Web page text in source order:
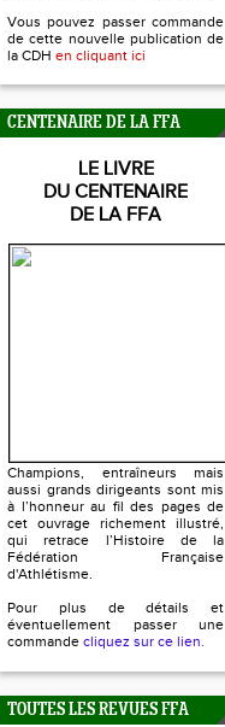
Vous pouvez passer commande
de cette nouvelle publication de
la CDH en cliquant ici
CENTENAIRE DE LA FFA
LE LIVRE
DU CENTENAIRE
DE LA FFA
Champions, entraîneurs mais
aussi grands dirigeants sont mis
à l’honneur au fil des pages de
cet ouvrage richement illustré,
qui retrace l’Histoire de la
Fédération Française
d'Athlétisme.
Pour plus de détails et
éventuellement passer une
commande cliquez sur ce lien.
TOUTES LES REVUES FFA